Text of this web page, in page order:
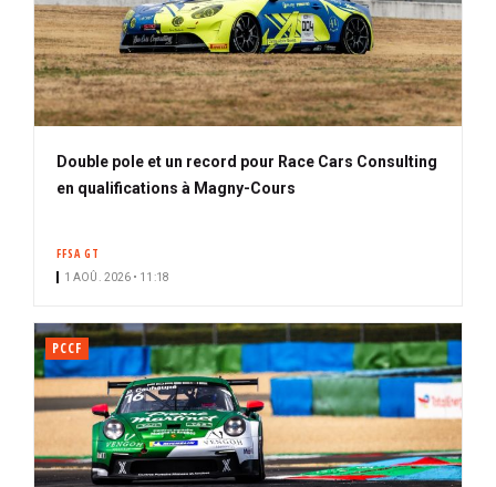
Double pole et un record pour Race Cars Consulting
en qualifications à Magny-Cours
FFSA GT
1 AOÛ. 2026 • 11:18
PCCF